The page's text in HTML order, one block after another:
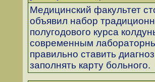
Медицинский факультет
объявил набор
полугодового курса
современным
правильно ставить
заполнять карту больного.